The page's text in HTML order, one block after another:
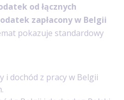
od łącznych
zapłacony w Belgii
pokazuje standardowy
i dochód z pracy w Belgii